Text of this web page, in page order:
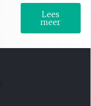
Lees
meer